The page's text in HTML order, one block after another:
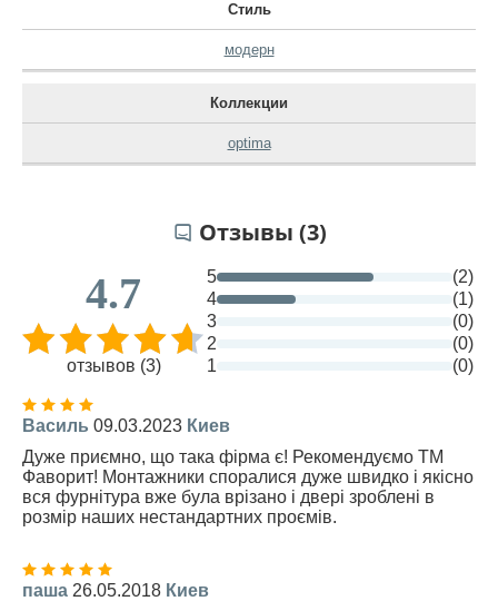
Стиль
модерн
Коллекции
optima
Отзывы (3)
4.7
отзывов (3)
5
(2)
4
(1)
3
(0)
2
(0)
1
(0)
Василь 09.03.2023 Киев
Дуже приємно, що така фірма є! Рекомендуємо ТМ
Фаворит! Монтажники споралися дуже швидко і якісно
вся фурнітура вже була врізано і двері зроблені в
розмір наших нестандартних проємів.
паша 26.05.2018 Киев